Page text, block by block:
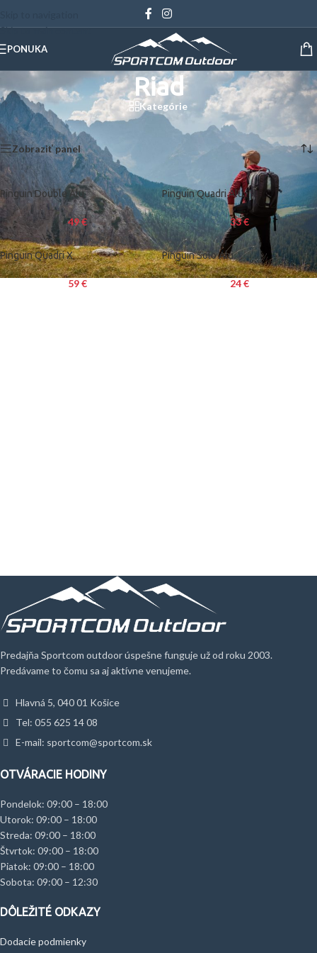
Skip to main content
PONUKA
Riad
Kategórie
Domov / Outdoor/Kemping/Riad Zobrazujú sa 4 výsledky
Zobraziť panel
Pinguin Double Alu
49€
Pinguin Quadri Alu
33€
Pinguin Quadri X
59€
Pinguin Solo Alu
24€
Predajňa Sportcom outdoor úspešne funguje už od roku 2003.
Predávame to čomu sa aj aktívne venujeme.
Hlavná 5, 040 01 Košice
Tel: 055 625 14 08
E-mail: sportcom@sportcom.sk
OTVÁRACIE HODINY
Pondelok: 09:00 – 18:00
Utorok: 09:00 – 18:00
Streda: 09:00 – 18:00
Štvrtok: 09:00 – 18:00
Piatok: 09:00 – 18:00
Sobota: 09:00 – 12:30
DÔLEŽITÉ ODKAZY
Dodacie podmienky